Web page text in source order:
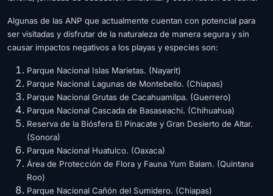
Algunas de las ANP que actualmente cuentan con potencial para
ser visitadas y disfrutar de la naturaleza de manera segura y sin
causar impactos negativos a los playas y especies son:
Parque Nacional Islas Marietas. (Nayarit)
Parque Nacional Lagunas de Montebello. (Chiapas)
Parque Nacional Grutas de Cacahuamilpa. (Guerrero)
Parque Nacional Cascada de Basaseachi. (Chihuahua)
Reserva de la Biósfera El Pinacate y Gran Desierto de Altar.
(Sonora)
Parque Nacional Huatulco. (Oaxaca)
Área de Protección de Flora y Fauna Yum Balam. (Quintana
Roo)
Parque Nacional Cañón del Sumidero. (Chiapas)